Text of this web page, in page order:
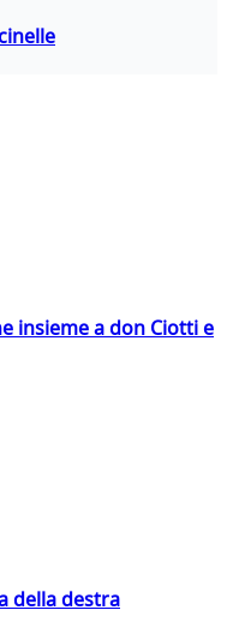
insieme a don Ciotti e
della destra